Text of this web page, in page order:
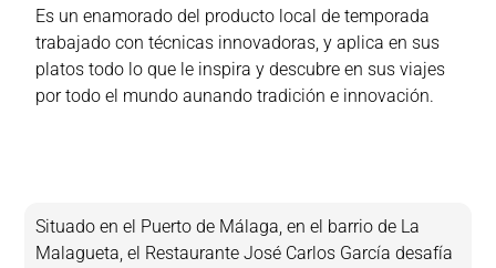
Es un enamorado del producto local de temporada
trabajado con técnicas innovadoras, y aplica en sus
platos todo lo que le inspira y descubre en sus viajes
por todo el mundo aunando tradición e innovación.
Situado en el Puerto de Málaga, en el barrio de La
Malagueta, el Restaurante José Carlos García desafía